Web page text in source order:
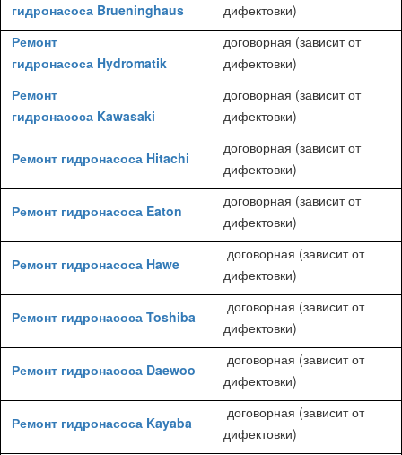
гидронасоса Brueninghaus
дифектовки)
Ремонт
гидронасоса Hydromatik
договорная (зависит от
дифектовки)
Ремонт
гидронасоса Kawasaki
договорная (зависит от
дифектовки)
Ремонт гидронасоса Hitachi
договорная (зависит от
дифектовки)
Ремонт гидронасоса Eaton
договорная (зависит от
дифектовки)
Ремонт гидронасоса Hawe
договорная (зависит от
дифектовки)
Ремонт гидронасоса Toshiba
договорная (зависит от
дифектовки)
Ремонт гидронасоса Daewoo
договорная (зависит от
дифектовки)
Ремонт гидронасоса Kayaba
договорная (зависит от
дифектовки)